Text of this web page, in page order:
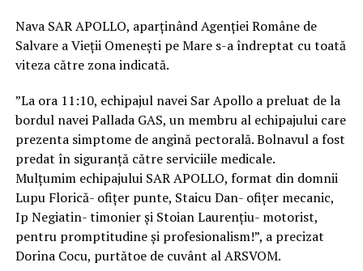
Nava SAR APOLLO, aparținând Agenției Române de
Salvare a Vieții Omenești pe Mare s-a îndreptat cu toată
viteza către zona indicată.
”La ora 11:10, echipajul navei Sar Apollo a preluat de la
bordul navei Pallada GAS, un membru al echipajului care
prezenta simptome de angină pectorală. Bolnavul a fost
predat în siguranță către serviciile medicale.
Mulțumim echipajului SAR APOLLO, format din domnii
Lupu Florică- ofițer punte, Staicu Dan- ofițer mecanic,
Ip Negiatin- timonier și Stoian Laurențiu- motorist,
pentru promptitudine și profesionalism!”, a precizat
Dorina Cocu, purtătoe de cuvânt al ARSVOM.